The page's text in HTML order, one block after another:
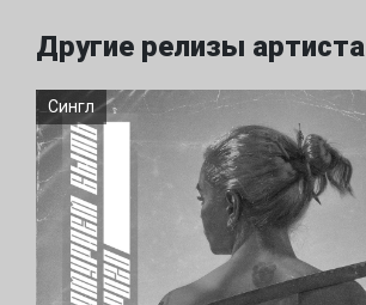
Другие релизы артиста
Сингл